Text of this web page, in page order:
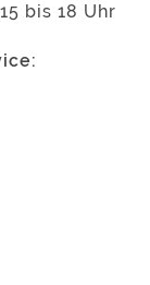
bis 18 Uhr